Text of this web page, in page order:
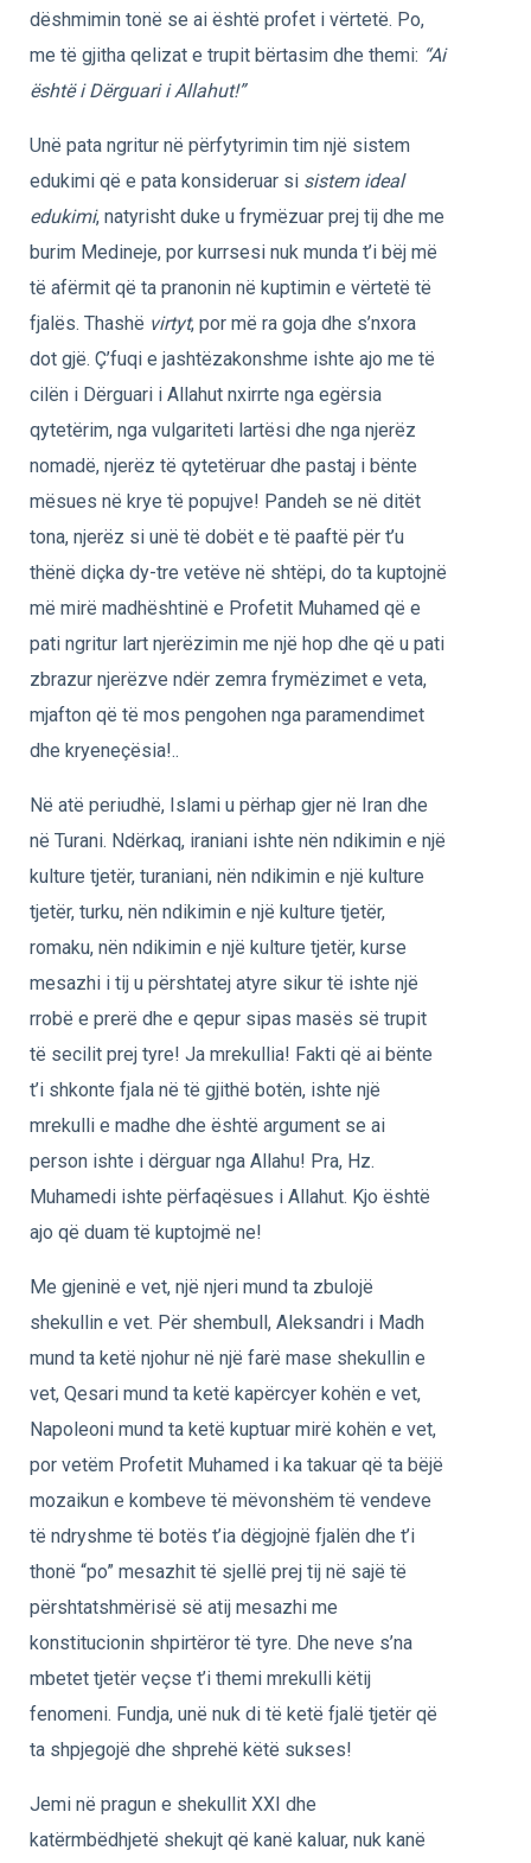
dëshmimin tonë se ai është profet i vërtetë. Po,
me të gjitha qelizat e trupit bërtasim dhe themi: “Ai
është i Dërguari i Allahut!”
Unë pata ngritur në përfytyrimin tim një sistem
edukimi që e pata konsideruar si sistem ideal
edukimi, natyrisht duke u frymëzuar prej tij dhe me
burim Medineje, por kurrsesi nuk munda t’i bëj më
të afërmit që ta pranonin në kuptimin e vërtetë të
fjalës. Thashë virtyt, por më ra goja dhe s’nxora
dot gjë. Ç’fuqi e jashtëzakonshme ishte ajo me të
cilën i Dërguari i Allahut nxirrte nga egërsia
qytetërim, nga vulgariteti lartësi dhe nga njerëz
nomadë, njerëz të qytetëruar dhe pastaj i bënte
mësues në krye të popujve! Pandeh se në ditët
tona, njerëz si unë të dobët e të paaftë për t’u
thënë diçka dy-tre vetëve në shtëpi, do ta kuptojnë
më mirë madhështinë e Profetit Muhamed që e
pati ngritur lart njerëzimin me një hop dhe që u pati
zbrazur njerëzve ndër zemra frymëzimet e veta,
mjafton që të mos pengohen nga paramendimet
dhe kryeneçësia!..
Në atë periudhë, Islami u përhap gjer në Iran dhe
në Turani. Ndërkaq, iraniani ishte nën ndikimin e një
kulture tjetër, turaniani, nën ndikimin e një kulture
tjetër, turku, nën ndikimin e një kulture tjetër,
romaku, nën ndikimin e një kulture tjetër, kurse
mesazhi i tij u përshtatej atyre sikur të ishte një
rrobë e prerë dhe e qepur sipas masës së trupit
të secilit prej tyre! Ja mrekullia! Fakti që ai bënte
t’i shkonte fjala në të gjithë botën, ishte një
mrekulli e madhe dhe është argument se ai
person ishte i dërguar nga Allahu! Pra, Hz.
Muhamedi ishte përfaqësues i Allahut. Kjo është
ajo që duam të kuptojmë ne!
Me gjeninë e vet, një njeri mund ta zbulojë
shekullin e vet. Për shembull, Aleksandri i Madh
mund ta ketë njohur në një farë mase shekullin e
vet, Qesari mund ta ketë kapërcyer kohën e vet,
Napoleoni mund ta ketë kuptuar mirë kohën e vet,
por vetëm Profetit Muhamed i ka takuar që ta bëjë
mozaikun e kombeve të mëvonshëm të vendeve
të ndryshme të botës t’ia dëgjojnë fjalën dhe t’i
thonë “po” mesazhit të sjellë prej tij në sajë të
përshtatshmërisë së atij mesazhi me
konstitucionin shpirtëror të tyre. Dhe neve s’na
mbetet tjetër veçse t’i themi mrekulli këtij
fenomeni. Fundja, unë nuk di të ketë fjalë tjetër që
ta shpjegojë dhe shprehë këtë sukses!
Jemi në pragun e shekullit XXI dhe
katërmbëdhjetë shekujt që kanë kaluar, nuk kanë